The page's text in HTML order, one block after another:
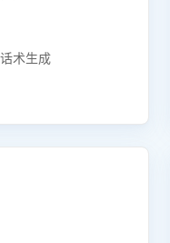
术生成